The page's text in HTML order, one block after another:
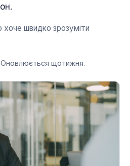
швидко зрозуміти
Оновлюється щотижня.